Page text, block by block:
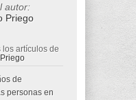
autor:
Priego
los artículos de
de
personas en